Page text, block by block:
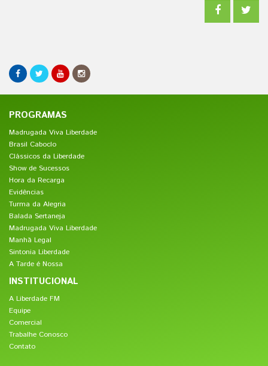
PROGRAMAS
Madrugada Viva Liberdade
Brasil Caboclo
Clássicos da Liberdade
Show de Sucessos
Hora da Recarga
Evidências
Turma da Alegria
Balada Sertaneja
Madrugada Viva Liberdade
Manhã Legal
Sintonia Liberdade
A Tarde é Nossa
INSTITUCIONAL
A Liberdade FM
Equipe
Comercial
Trabalhe Conosco
Contato